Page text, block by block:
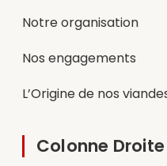
Notre organisation
Nos engagements
L’Origine de nos
Colonne